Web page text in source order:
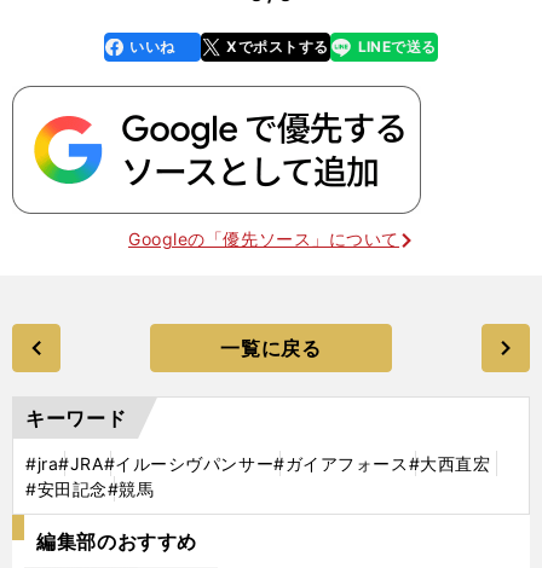
faceboo
k
いいね Xでポストする
line LINEで送る
Googleの「優先ソース」について
一覧に戻る
キーワード
#jra#JRA#イルーシヴパンサー#ガイアフォース#大西直宏
#安田記念#競馬
編集部のおすすめ